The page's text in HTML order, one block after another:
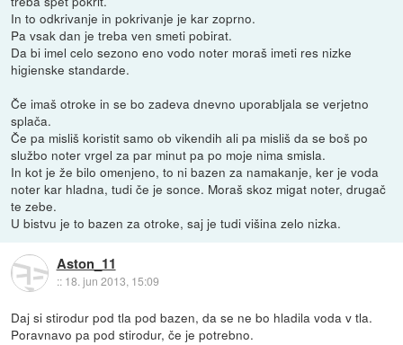
In to odkrivanje in pokrivanje je kar zoprno.
Pa vsak dan je treba ven smeti pobirat.
Da bi imel celo sezono eno vodo noter moraš imeti res nizke
higienske standarde.
Če imaš otroke in se bo zadeva dnevno uporabljala se verjetno
splača.
Če pa misliš koristit samo ob vikendih ali pa misliš da se boš po
službo noter vrgel za par minut pa po moje nima smisla.
In kot je že bilo omenjeno, to ni bazen za namakanje, ker je voda
noter kar hladna, tudi če je sonce. Moraš skoz migat noter, drugač
te zebe.
U bistvu je to bazen za otroke, saj je tudi višina zelo nizka.
Aston_11
:: 18. jun 2013, 15:09
Daj si stirodur pod tla pod bazen, da se ne bo hladila voda v tla.
Poravnavo pa pod stirodur, če je potrebno.